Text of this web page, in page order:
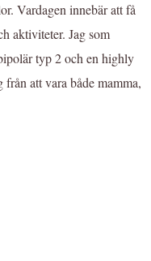
Vardagen innebär att få
aktiviteter. Jag som
typ 2 och en highly
att vara både mamma,